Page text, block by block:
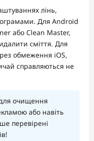
лінь,
Для Android
або Clean Master,
сміття. Для
обмеження iOS,
справляються не
очищення
або навіть
перевірені